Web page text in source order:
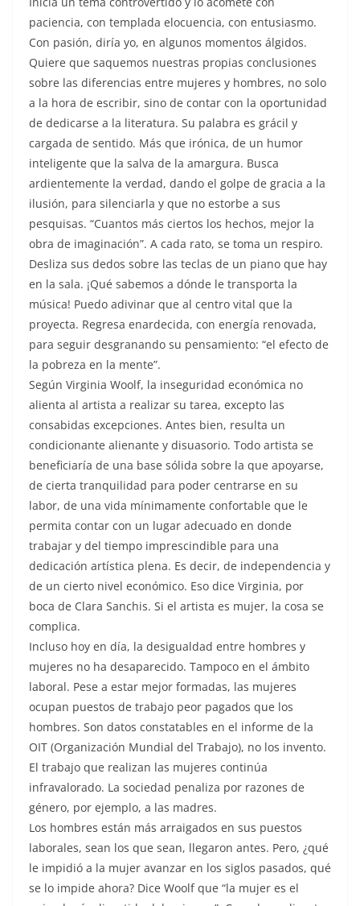
paciencia, con templada elocuencia, con entusiasmo.
Con pasión, diría yo, en algunos momentos álgidos.
Quiere que saquemos nuestras propias conclusiones
sobre las diferencias entre mujeres y hombres, no solo
a la hora de escribir, sino de contar con la oportunidad
de dedicarse a la literatura. Su palabra es grácil y
cargada de sentido. Más que irónica, de un humor
inteligente que la salva de la amargura. Busca
ardientemente la verdad, dando el golpe de gracia a la
ilusión, para silenciarla y que no estorbe a sus
pesquisas. “Cuantos más ciertos los hechos, mejor la
obra de imaginación”. A cada rato, se toma un respiro.
Desliza sus dedos sobre las teclas de un piano que hay
en la sala. ¡Qué sabemos a dónde le transporta la
música! Puedo adivinar que al centro vital que la
proyecta. Regresa enardecida, con energía renovada,
para seguir desgranando su pensamiento: “el efecto de
la pobreza en la mente”.
Según Virginia Woolf, la inseguridad económica no
alienta al artista a realizar su tarea, excepto las
consabidas excepciones. Antes bien, resulta un
condicionante alienante y disuasorio. Todo artista se
beneficiaría de una base sólida sobre la que apoyarse,
de cierta tranquilidad para poder centrarse en su
labor, de una vida mínimamente confortable que le
permita contar con un lugar adecuado en donde
trabajar y del tiempo imprescindible para una
dedicación artística plena. Es decir, de independencia y
de un cierto nivel económico. Eso dice Virginia, por
boca de Clara Sanchis. Si el artista es mujer, la cosa se
complica.
Incluso hoy en día, la desigualdad entre hombres y
mujeres no ha desaparecido. Tampoco en el ámbito
laboral. Pese a estar mejor formadas, las mujeres
ocupan puestos de trabajo peor pagados que los
hombres. Son datos constatables en el informe de la
OIT (Organización Mundial del Trabajo), no los invento.
El trabajo que realizan las mujeres continúa
infravalorado. La sociedad penaliza por razones de
género, por ejemplo, a las madres.
Los hombres están más arraigados en sus puestos
laborales, sean los que sean, llegaron antes. Pero, ¿qué
le impidió a la mujer avanzar en los siglos pasados, qué
se lo impide ahora? Dice Woolf que “la mujer es el